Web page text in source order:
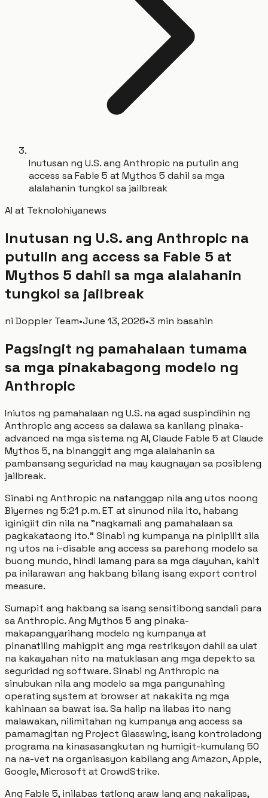
Inutusan ng U.S. ang Anthropic na putulin ang
access sa Fable 5 at Mythos 5 dahil sa mga
alalahanin tungkol sa jailbreak
AI at Teknolohiyanews
Inutusan ng U.S. ang Anthropic na
putulin ang access sa Fable 5 at
Mythos 5 dahil sa mga alalahanin
tungkol sa jailbreak
ni Doppler Team•June 13, 2026•3 min basahin
Pagsingit ng pamahalaan tumama
sa mga pinakabagong modelo ng
Anthropic
Iniutos ng pamahalaan ng U.S. na agad suspindihin ng
Anthropic ang access sa dalawa sa kanilang pinaka-
advanced na mga sistema ng AI, Claude Fable 5 at Claude
Mythos 5, na binanggit ang mga alalahanin sa
pambansang seguridad na may kaugnayan sa posibleng
jailbreak.
Sinabi ng Anthropic na natanggap nila ang utos noong
Biyernes ng 5:21 p.m. ET at sinunod nila ito, habang
iginigiit din nila na "nagkamali ang pamahalaan sa
pagkakataong ito." Sinabi ng kumpanya na pinipilit sila
ng utos na i-disable ang access sa parehong modelo sa
buong mundo, hindi lamang para sa mga dayuhan, kahit
pa inilarawan ang hakbang bilang isang export control
measure.
Sumapit ang hakbang sa isang sensitibong sandali para
sa Anthropic. Ang Mythos 5 ang pinaka-
makapangyarihang modelo ng kumpanya at
pinanatiling mahigpit ang mga restriksyon dahil sa ulat
na kakayahan nito na matuklasan ang mga depekto sa
seguridad ng software. Sinabi ng Anthropic na
sinubukan nila ang modelo sa mga pangunahing
operating system at browser at nakakita ng mga
kahinaan sa bawat isa. Sa halip na ilabas ito nang
malawakan, nilimitahan ng kumpanya ang access sa
pamamagitan ng Project Glasswing, isang kontroladong
programa na kinasasangkutan ng humigit-kumulang 50
na na-vet na organisasyon kabilang ang Amazon, Apple,
Google, Microsoft at CrowdStrike.
Ang Fable 5, inilabas tatlong araw lang ang nakalipas,